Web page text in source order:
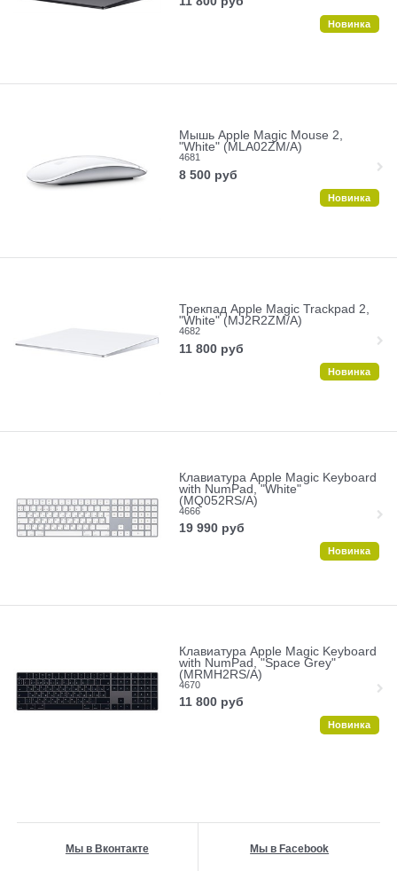
Новинка
Мышь Apple Magic Mouse 2,
"White" (MLA02ZM/A)
4681
8 500 руб
Новинка
Трекпад Apple Magic Trackpad 2,
"White" (MJ2R2ZM/A)
4682
11 800 руб
Новинка
Клавиатура Apple Magic Keyboard
with NumPad, "White"
(MQ052RS/A)
4666
19 990 руб
Новинка
Клавиатура Apple Magic Keyboard
with NumPad, "Space Grey"
(MRMH2RS/A)
4670
11 800 руб
Новинка
Мы в Вконтакте Мы в Facebook